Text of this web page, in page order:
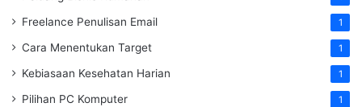
Freelance Penulisan Email 1
Cara Menentukan Target 1
Kebiasaan Kesehatan Harian 1
Pilihan PC Komputer 1